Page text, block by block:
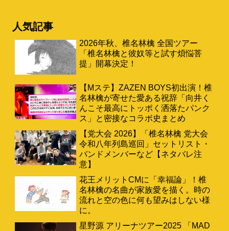
人気記事
2026年秋、椎名林檎 全国ツアー
「椎名林檎と彼奴等と試す煩悩菩
提」開幕決定！
【Mステ】ZAZEN BOYS初出演！椎
名林檎が寄せた愛ある祝辞「向井く
んこそ最高にトッポく洒落たパンク
ス」と密接なコラボ史まとめ
【党大会 2026】「椎名林檎 党大会
令和八年列島巡回」セットリスト・
バンドメンバーなど【ネタバレ注
意】
花王メリットCMに「幸福論」！椎
名林檎の名曲が家族愛を描く。時の
流れと空の色に何も望みはしない様
に。
星野源 アリーナツアー2025 「MAD